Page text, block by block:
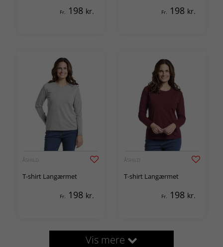
Fr. 198 kr. Fr. 198 kr.
ÅSHILD
T-shirt Langærmet
Fr. 198 kr.
ÅSHILD
T-shirt Langærmet
Fr. 198 kr.
Vis mere